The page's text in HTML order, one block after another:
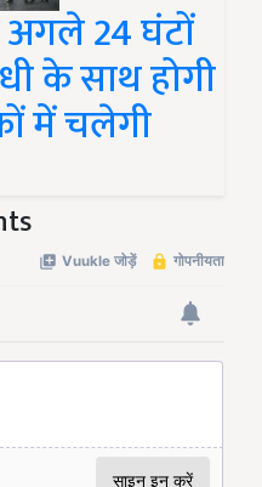
24 घंटों
के साथ होगी
में चलेगी